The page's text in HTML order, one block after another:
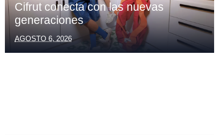
Cifrut conecta con las nuevas
generaciones
AGOSTO 6, 2026